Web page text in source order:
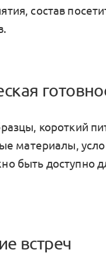
состав
короткий
материалы,
быть доступно
встреч